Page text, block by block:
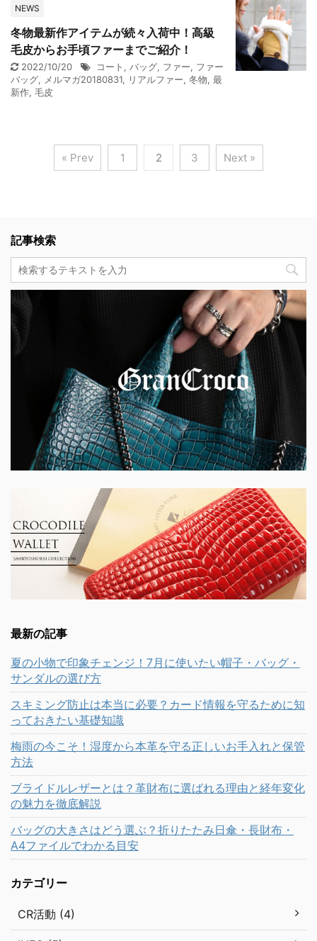
NEWS
冬物最新作アイテムが続々入荷中！高級
毛皮からお手頃ファーまでご紹介！
2022/10/20 コート , バッグ, ファー, ファー
バッグ, メルマガ20180831, リアルファー, 冬物, 最
新作, 毛皮
« Prev 1 2 3 Next »
記事検索
最新の記事
夏の小物で印象チェンジ！7月に使いたい帽子・バッグ・
サンダルの選び方
スキミング防止は本当に必要？カード情報を守るために知
っておきたい基礎知識
梅雨の今こそ！湿度から本革を守る正しいお手入れと保管
方法
ブライドルレザーとは？革財布に選ばれる理由と経年変化
の魅力を徹底解説
バッグの大きさはどう選ぶ？折りたたみ日傘・長財布・
A4ファイルでわかる目安
カテゴリー
CR活動 (4)